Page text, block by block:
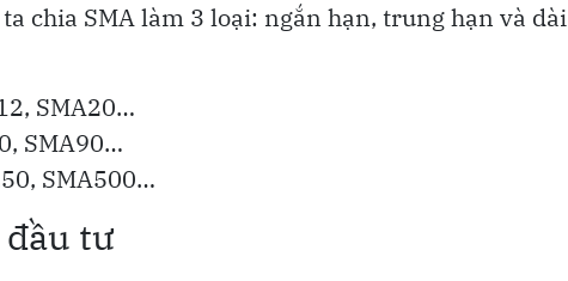
chia SMA làm 3 loại: ngắn hạn, trung hạn và dài
SMA20…
SMA90…
SMA500…
tư